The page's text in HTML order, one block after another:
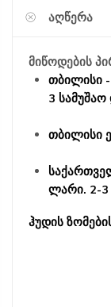
ᲐᲦᲬᲔᲠᲐ
მიწოდების
თბილისი
3
თბილისი
ლარი. 2-3
ჰუდის